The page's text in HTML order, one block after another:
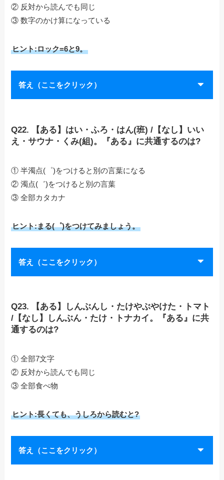
② 反対から読んでも同じ
③ 数字のかけ算になっている
ヒント:ロック=6と9。
答え（ここをクリック）
Q22. 【ある】はい・ふろ・はん(班) /【なし】いい
え・サウナ・くみ(組)。『ある』に共通するのは?
① 半濁点(゜)をつけると別の言葉になる
② 濁点(゛)をつけると別の言葉
③ 全部カタカナ
ヒント:まる(゜)をつけてみましょう。
答え（ここをクリック）
Q23. 【ある】しんぶんし・たけやぶやけた・トマト
/【なし】しんぶん・たけ・トナカイ。『ある』に共
通するのは?
① 全部7文字
② 反対から読んでも同じ
③ 全部食べ物
ヒント:長くても、うしろから読むと?
答え（ここをクリック）